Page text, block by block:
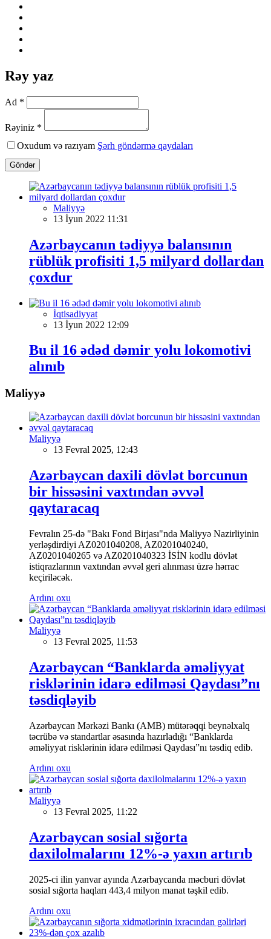
Rəy yaz
Ad *
Rəyiniz *
Oxudum və razıyam Şərh göndərmə qaydaları
Göndər
Maliyyə
13 İyun 2022 11:31
Azərbaycanın tədiyyə balansının
rüblük profisiti 1,5 milyard dollardan
çoxdur
İqtisadiyyat
13 İyun 2022 12:09
Bu il 16 ədəd dəmir yolu lokomotivi
alınıb
Maliyyə
Maliyyə
13 Fevral 2025, 12:43
Azərbaycan daxili dövlət borcunun
bir hissəsini vaxtından əvvəl
qaytaracaq
Fevralın 25-də "Bakı Fond Birjası"nda Maliyyə Nazirliyinin
yerləşdirdiyi AZ0201040208, AZ0201040240,
AZ0201040265 və AZ0201040323 İSİN kodlu dövlət
istiqrazlarının vaxtından əvvəl geri alınması üzrə hərrac
keçiriləcək.
Ardını oxu
Maliyyə
13 Fevral 2025, 11:53
Azərbaycan “Banklarda əməliyyat
risklərinin idarə edilməsi Qaydası”nı
təsdiqləyib
Azərbaycan Mərkəzi Bankı (AMB) mütərəqqi beynəlxalq
təcrübə və standartlar əsasında hazırladığı “Banklarda
əməliyyat risklərinin idarə edilməsi Qaydası”nı təsdiq edib.
Ardını oxu
Maliyyə
13 Fevral 2025, 11:22
Azərbaycan sosial sığorta
daxilolmalarını 12%-ə yaxın artırıb
2025-ci ilin yanvar ayında Azərbaycanda məcburi dövlət
sosial sığorta haqları 443,4 milyon manat təşkil edib.
Ardını oxu